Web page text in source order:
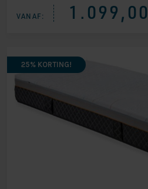
VANAF: 1.099,00
25% KORTING!